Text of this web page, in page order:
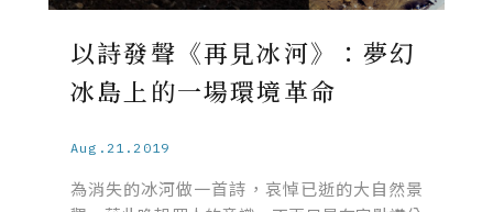
以詩發聲《再見冰河》：夢幻
冰島上的一場環境革命
Aug.21.2019
為消失的冰河做一首詩，哀悼已逝的大自然景